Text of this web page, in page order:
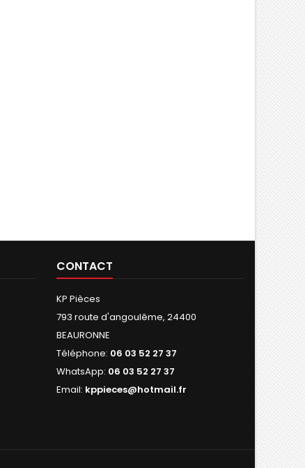
CONTACT
KP Pièces
793 route d'angoulême, 24400
BEAURONNE
Téléphone: 06 03 52 27 37
WhatsApp: 06 03 52 27 37
Email: kppieces@hotmail.fr